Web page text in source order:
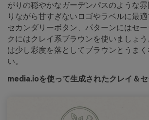
がりの穏やかなガーデンパスのような
りながら甘すぎないロゴやラベルに最
セカンダリーボタン、パターンにはセ
クにはクレイ系ブラウンを使いましょ
は少し彩度を落としてブラウンとうま
い。
media.ioを使って生成されたクレイ＆